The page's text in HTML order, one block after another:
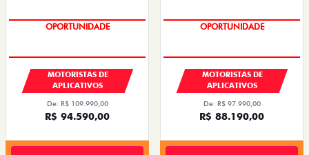
OPORTUNIDADE
MOTORISTAS DE
APLICATIVOS
De: R$ 109.990,00
R$ 94.590,00
OPORTUNIDADE
MOTORISTAS DE
APLICATIVOS
De: R$ 97.990,00
R$ 88.190,00